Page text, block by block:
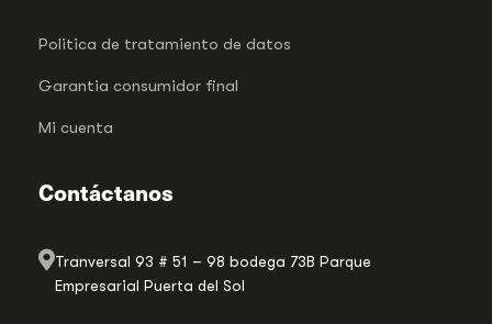
Politica de tratamiento de datos
Garantia consumidor final
Mi cuenta
Contáctanos
Tranversal 93 # 51 – 98 bodega 73B Parque
Empresarial Puerta del Sol